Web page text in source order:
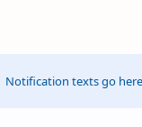
Notification texts go